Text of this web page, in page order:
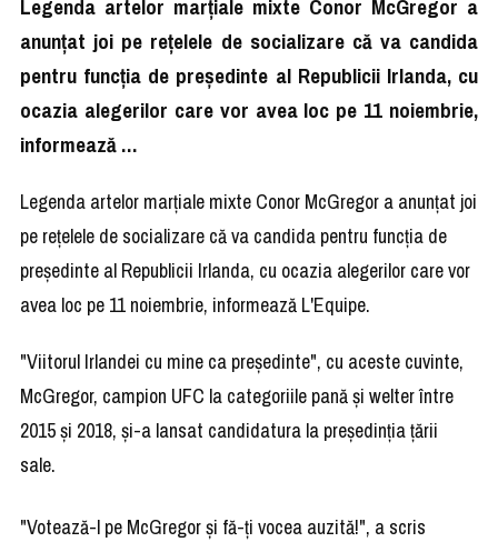
Legenda artelor marţiale mixte Conor McGregor a
anunţat joi pe reţelele de socializare că va candida
pentru funcţia de preşedinte al Republicii Irlanda, cu
ocazia alegerilor care vor avea loc pe 11 noiembrie,
informează …
Legenda artelor marţiale mixte Conor McGregor a anunţat joi
pe reţelele de socializare că va candida pentru funcţia de
preşedinte al Republicii Irlanda, cu ocazia alegerilor care vor
avea loc pe 11 noiembrie, informează L'Equipe.
"Viitorul Irlandei cu mine ca preşedinte", cu aceste cuvinte,
McGregor, campion UFC la categoriile pană şi welter între
2015 şi 2018, şi-a lansat candidatura la preşedinţia ţării
sale.
"Votează-l pe McGregor şi fă-ţi vocea auzită!", a scris